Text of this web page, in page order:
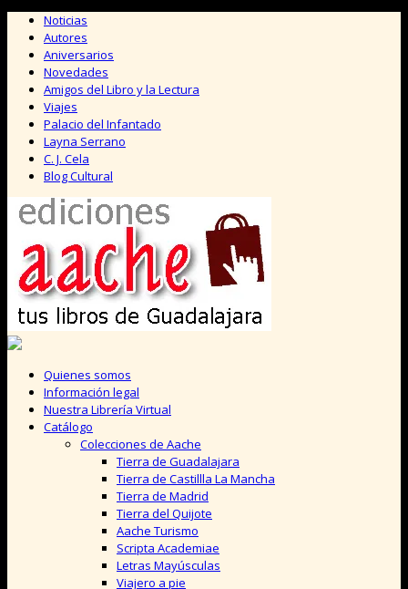
Saltar
contenido
Noticias
Autores
Aniversarios
Novedades
Amigos del Libro y la Lectura
Viajes
Palacio del Infantado
Layna Serrano
C. J. Cela
Blog Cultural
Quienes somos
Información legal
Nuestra Librería Virtual
Catálogo
Colecciones de Aache
Tierra de Guadalajara
Tierra de Castillla La Mancha
Tierra de Madrid
Tierra del Quijote
Aache Turismo
Scripta Academiae
Letras Mayúsculas
Viajero a pie